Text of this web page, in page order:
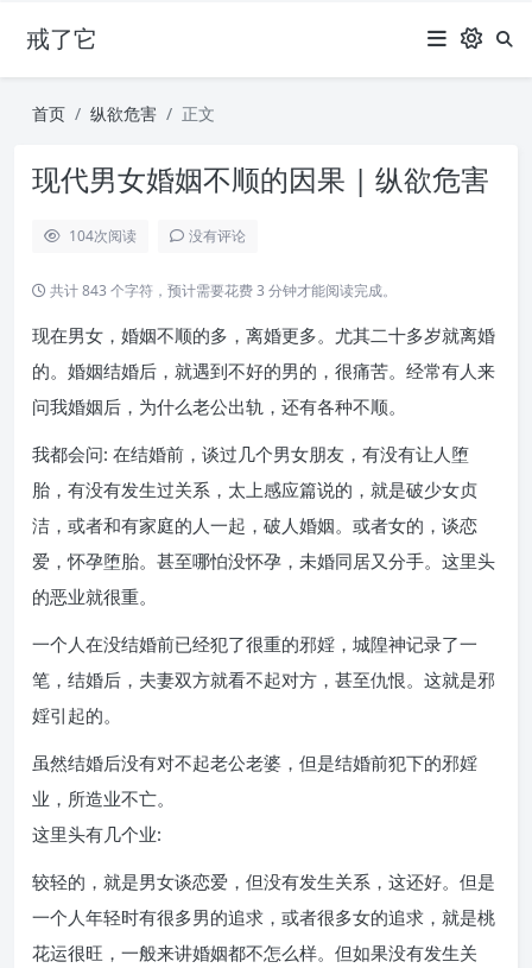
戒了它
首页 纵欲危害 正文
现代男女婚姻不顺的因果 | 纵欲危害
104次阅读 没有评论
共计 843 个字符，预计需要花费 3 分钟才能阅读完成。
现在男女，婚姻不顺的多，离婚更多。尤其二十多岁就离婚
的。婚姻结婚后，就遇到不好的男的，很痛苦。经常有人来
问我婚姻后，为什么老公出轨，还有各种不顺。
我都会问: 在结婚前，谈过几个男女朋友，有没有让人堕
胎，有没有发生过关系，太上感应篇说的，就是破少女贞
洁，或者和有家庭的人一起，破人婚姻。或者女的，谈恋
爱，怀孕堕胎。甚至哪怕没怀孕，未婚同居又分手。这里头
的恶业就很重。
一个人在没结婚前已经犯了很重的邪婬，城隍神记录了一
笔，结婚后，夫妻双方就看不起对方，甚至仇恨。这就是邪
婬引起的。
虽然结婚后没有对不起老公老婆，但是结婚前犯下的邪婬
业，所造业不亡。
这里头有几个业:
较轻的，就是男女谈恋爱，但没有发生关系，这还好。但是
一个人年轻时有很多男的追求，或者很多女的追求，就是桃
花运很旺，一般来讲婚姻都不怎么样。但如果没有发生关